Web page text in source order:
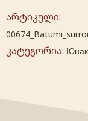
არტიკული:
კატეგორია: Юнак